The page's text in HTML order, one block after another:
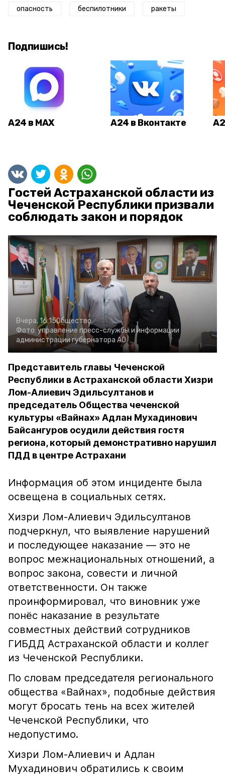
опасность беспилотники ракеты
Подпишись!
А24 в MAX А24 в Вконтакте
Гостей Астраханской области из
Чеченской Республики призвали
соблюдать закон и порядок
Вчера, 16:15Общество
Фото: управление пресс-службы и информации
администрации губернатора АО
Представитель главы Чеченской
Республики в Астраханской области Хизри
Лом-Алиевич Эдильсултанов и
председатель Общества чеченской
культуры «Вайнах» Адлан Мухадинович
Байсангуров осудили действия гостя
региона, который демонстративно нарушил
ПДД в центре Астрахани
Информация об этом инциденте была
освещена в социальных сетях.
Хизри Лом-Алиевич Эдильсултанов
подчеркнул, что выявление нарушений
и последующее наказание — это не
вопрос межнациональных отношений, а
вопрос закона, совести и личной
ответственности. Он также
проинформировал, что виновник уже
понёс наказание в результате
совместных действий сотрудников
ГИБДД Астраханской области и коллег
из Чеченской Республики.
По словам председателя регионального
общества «Вайнах», подобные действия
могут бросать тень на всех жителей
Чеченской Республики, что
недопустимо.
Хизри Лом-Алиевич и Адлан
Мухадинович обратились к своим